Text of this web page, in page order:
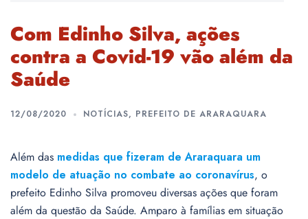
Com Edinho Silva, ações
contra a Covid-19 vão além da
Saúde
12/08/2020 NOTÍCIAS, PREFEITO DE ARARAQUARA
Além das medidas que fizeram de Araraquara um
modelo de atuação no combate ao coronavírus, o
prefeito Edinho Silva promoveu diversas ações que foram
além da questão da Saúde. Amparo à famílias em situação